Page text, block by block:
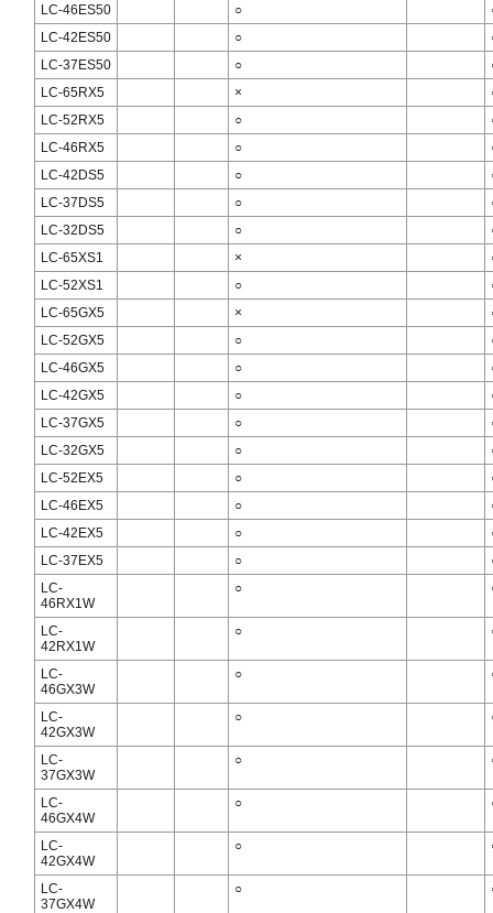
LC-46ES50
○
LC-42ES50
○
LC-37ES50
○
LC-65RX5
×
LC-52RX5
○
LC-46RX5
○
LC-42DS5
○
LC-37DS5
○
LC-32DS5
○
LC-65XS1
×
LC-52XS1
○
LC-65GX5
×
LC-52GX5
○
LC-46GX5
○
LC-42GX5
○
LC-37GX5
○
LC-32GX5
○
LC-52EX5
○
LC-46EX5
○
LC-42EX5
○
LC-37EX5
○
LC-
46RX1W
○
LC-
42RX1W
○
LC-
46GX3W
○
LC-
42GX3W
○
LC-
37GX3W
○
LC-
46GX4W
○
LC-
42GX4W
○
LC-
37GX4W
○